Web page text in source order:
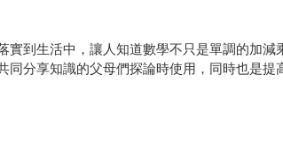
到生活中，讓人知道數學不只是單調的加減
分享知識的父母們探論時使用，同時也是提